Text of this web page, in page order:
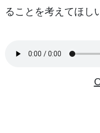
ることを考えてほし